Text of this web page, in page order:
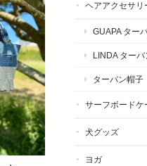
ヘアアクセサリ
GUAPA ター
LINDA ターバ
ターバン帽子
サーフボードケ
犬グッズ
ヨガ